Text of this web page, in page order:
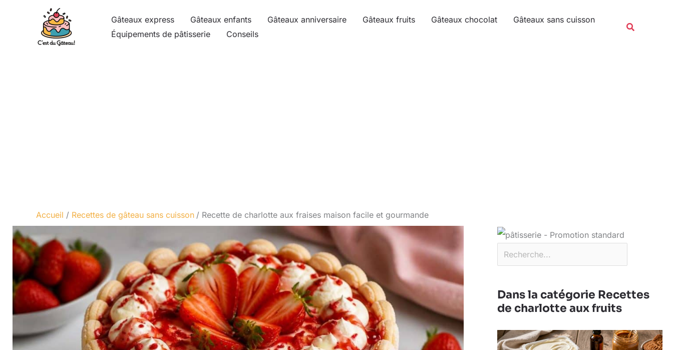
Gâteaux express Gâteaux enfants Gâteaux anniversaire Gâteaux fruits Gâteaux chocolat
Gâteaux sans cuisson
Équipements de pâtisserie
Conseils
Accueil Recettes de gâteau sans cuisson Recette de charlotte aux fraises maison facile et gourmande
Dans la catégorie Recettes
de charlotte aux fruits